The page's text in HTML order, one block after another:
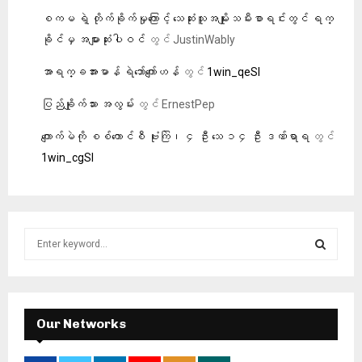
စကမ ရဲ့ တိုက်ခိုက်မှုကြောင့် သေဆုံးသူအမျိုးသမီးစာရင်းတွင် ရက္
ခိုင်မှ အများဆုံးပါဝင် တွင် JustinWably
အာရက္ခအားမာန် ရဲဘော်ကျော်ဟန် တွင် 1win_qeSl
ပြည်ချိုက်သား အလွမ်း တွင် ErnestPep
ကျောက်မဲကို စစ်ကောင်စီ ဗုံးကြဲ၊ ၄ ဦး သေ ၁၄ ဦး ဒဏ်ရာရ တွင်
1win_cgSl
f
o
E
A
Our Networks